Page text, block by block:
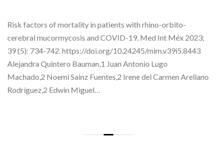
Risk factors of mortality in patients with rhino-orbito-
cerebral mucormycosis and COVID-19. Med Int Méx 2023;
39 (5): 734-742. https://doi.org/10.24245/mim.v39i5.8443
Alejandra Quintero Bauman,1 Juan Antonio Lugo
Machado,2 Noemi Sainz Fuentes,2 Irene del Carmen Arellano
Rodríguez,2 Edwin Miguel…